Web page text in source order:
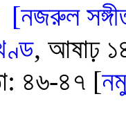
[নজরুল
, আষাঢ়
৪৬-৪৭ [